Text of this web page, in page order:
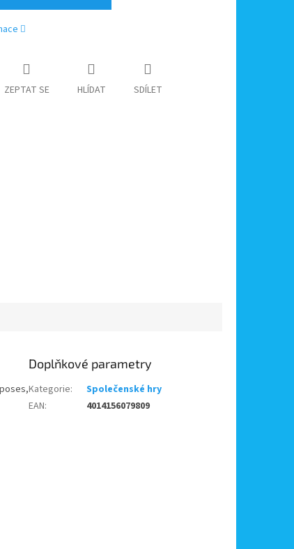
ZEPTAT SE HLÍDAT SDÍLET
Doplňkové parametry
Kategorie:
Společenské hry
EAN: 4014156079809